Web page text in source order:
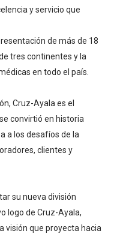
y servicio que
de más de 18
tres continentes y la
en todo el país.
Cruz-Ayala es el
convirtió en historia
a los desafíos de la
clientes y
su nueva división
logo de Cruz-Ayala,
visión que proyecta hacia